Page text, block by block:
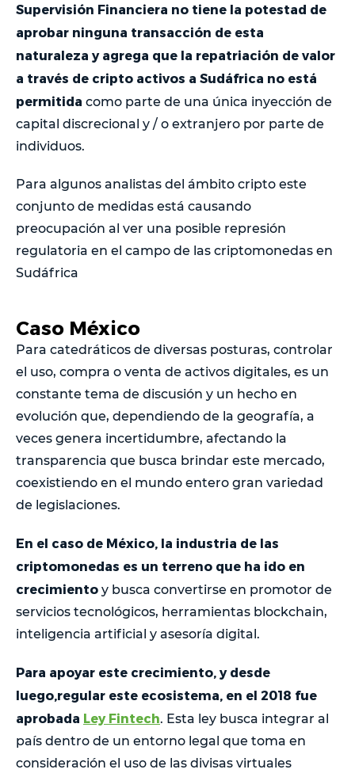
Supervisión Financiera no tiene la potestad de
aprobar ninguna transacción de esta
naturaleza y agrega que la repatriación de valor
a través de cripto activos a Sudáfrica no está
permitida como parte de una única inyección de
capital discrecional y / o extranjero por parte de
individuos.
Para algunos analistas del ámbito cripto este
conjunto de medidas está causando
preocupación al ver una posible represión
regulatoria en el campo de las criptomonedas en
Sudáfrica
Caso México
Para catedráticos de diversas posturas, controlar
el uso, compra o venta de activos digitales, es un
constante tema de discusión y un hecho en
evolución que, dependiendo de la geografía, a
veces genera incertidumbre, afectando la
transparencia que busca brindar este mercado,
coexistiendo en el mundo entero gran variedad
de legislaciones.
En el caso de México, la industria de las
criptomonedas es un terreno que ha ido en
crecimiento y busca convertirse en promotor de
servicios tecnológicos, herramientas blockchain,
inteligencia artificial y asesoría digital.
Para apoyar este crecimiento, y desde
luego,regular este ecosistema, en el 2018 fue
aprobada Ley Fintech. Esta ley busca integrar al
país dentro de un entorno legal que toma en
consideración el uso de las divisas virtuales